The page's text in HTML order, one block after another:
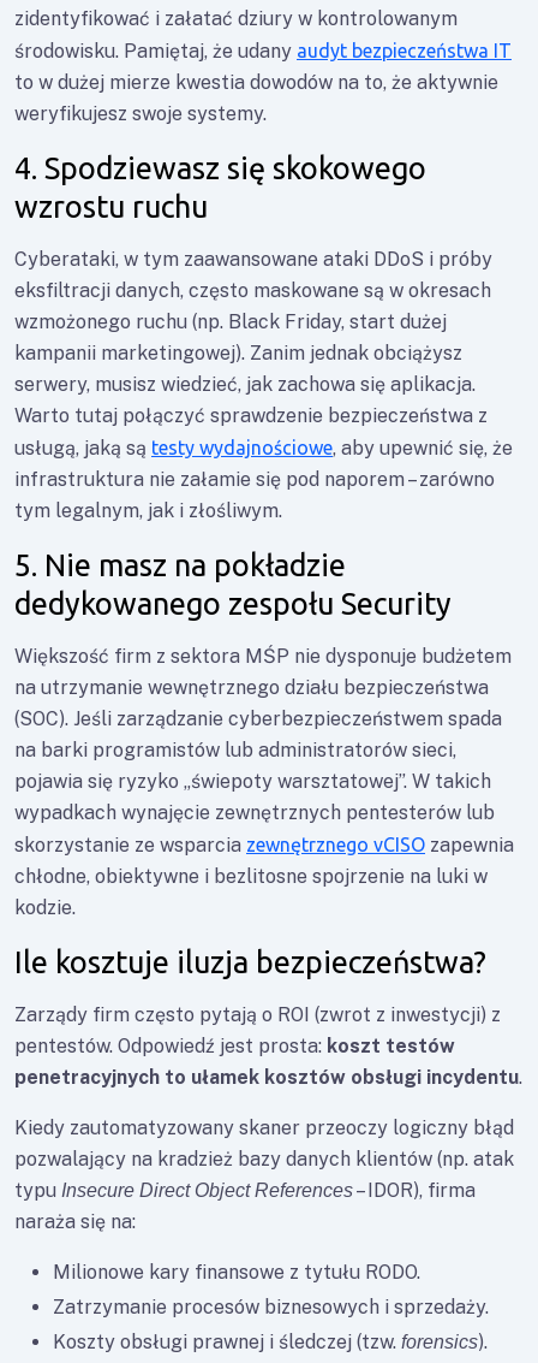
zidentyfikować i załatać dziury w kontrolowanym
środowisku. Pamiętaj, że udany audyt bezpieczeństwa IT
to w dużej mierze kwestia dowodów na to, że aktywnie
weryfikujesz swoje systemy.
4. Spodziewasz się skokowego
wzrostu ruchu
Cyberataki, w tym zaawansowane ataki DDoS i próby
eksfiltracji danych, często maskowane są w okresach
wzmożonego ruchu (np. Black Friday, start dużej
kampanii marketingowej). Zanim jednak obciążysz
serwery, musisz wiedzieć, jak zachowa się aplikacja.
Warto tutaj połączyć sprawdzenie bezpieczeństwa z
usługą, jaką są testy wydajnościowe, aby upewnić się, że
infrastruktura nie załamie się pod naporem – zarówno
tym legalnym, jak i złośliwym.
5. Nie masz na pokładzie
dedykowanego zespołu Security
Większość firm z sektora MŚP nie dysponuje budżetem
na utrzymanie wewnętrznego działu bezpieczeństwa
(SOC). Jeśli zarządzanie cyberbezpieczeństwem spada
na barki programistów lub administratorów sieci,
pojawia się ryzyko „świepoty warsztatowej”. W takich
wypadkach wynajęcie zewnętrznych pentesterów lub
skorzystanie ze wsparcia zewnętrznego vCISO zapewnia
chłodne, obiektywne i bezlitosne spojrzenie na luki w
kodzie.
Ile kosztuje iluzja bezpieczeństwa?
Zarządy firm często pytają o ROI (zwrot z inwestycji) z
pentestów. Odpowiedź jest prosta: koszt testów
penetracyjnych to ułamek kosztów obsługi incydentu.
Kiedy zautomatyzowany skaner przeoczy logiczny błąd
pozwalający na kradzież bazy danych klientów (np. atak
typu Insecure Direct Object References– IDOR), firma
naraża się na:
Milionowe kary finansowe z tytułu RODO.
Zatrzymanie procesów biznesowych i sprzedaży.
Koszty obsługi prawnej i śledczej (tzw. forensics).